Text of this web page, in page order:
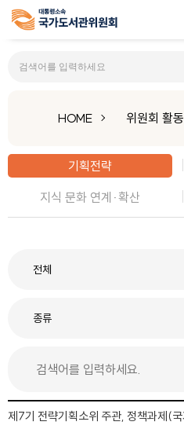
HOME 위원회 활동
기획전략
지식 문화 연계·확산